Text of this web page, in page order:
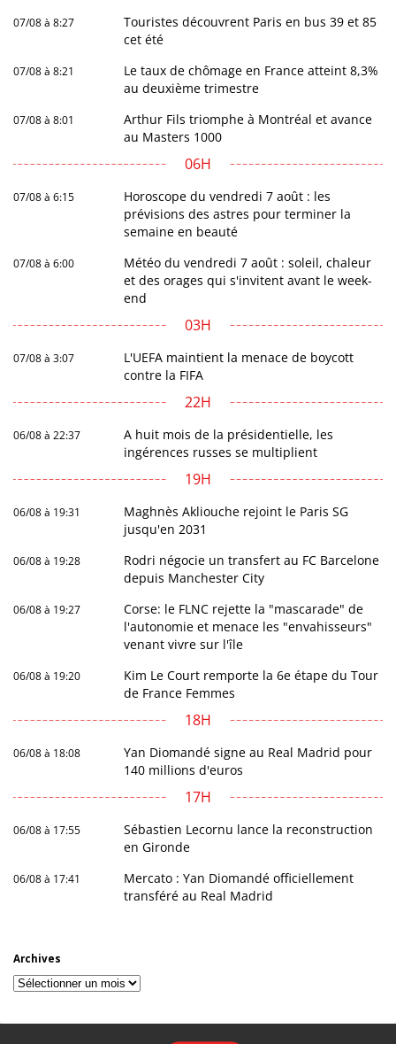
07/08 à 8:27
Touristes découvrent Paris en bus 39 et 85
cet été
07/08 à 8:21
Le taux de chômage en France atteint 8,3%
au deuxième trimestre
07/08 à 8:01
Arthur Fils triomphe à Montréal et avance
au Masters 1000
06H
07/08 à 6:15
Horoscope du vendredi 7 août : les
prévisions des astres pour terminer la
semaine en beauté
07/08 à 6:00
Météo du vendredi 7 août : soleil, chaleur
et des orages qui s'invitent avant le week-
end
03H
07/08 à 3:07
L'UEFA maintient la menace de boycott
contre la FIFA
22H
06/08 à 22:37
A huit mois de la présidentielle, les
ingérences russes se multiplient
19H
06/08 à 19:31
Maghnès Akliouche rejoint le Paris SG
jusqu'en 2031
06/08 à 19:28
Rodri négocie un transfert au FC Barcelone
depuis Manchester City
06/08 à 19:27
Corse: le FLNC rejette la "mascarade" de
l'autonomie et menace les "envahisseurs"
venant vivre sur l'île
06/08 à 19:20
Kim Le Court remporte la 6e étape du Tour
de France Femmes
18H
06/08 à 18:08
Yan Diomandé signe au Real Madrid pour
140 millions d'euros
17H
06/08 à 17:55
Sébastien Lecornu lance la reconstruction
en Gironde
06/08 à 17:41
Mercato : Yan Diomandé officiellement
transféré au Real Madrid
Archives
Archives